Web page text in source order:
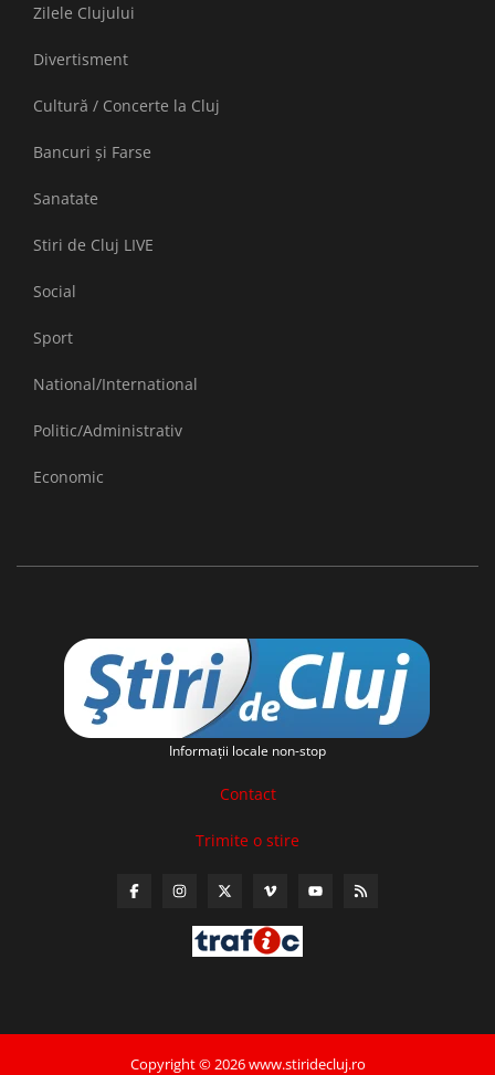
Zilele Clujului
Divertisment
Cultură / Concerte la Cluj
Bancuri și Farse
Sanatate
Stiri de Cluj LIVE
Social
Sport
National/International
Politic/Administrativ
Economic
Informaţii locale non-stop
Contact
Trimite o stire
Copyright © 2026 www.stiridecluj.ro